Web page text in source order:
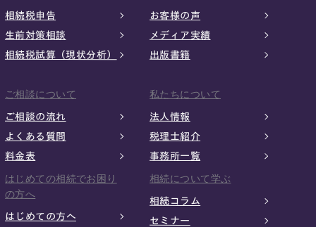
相続税申告
生前対策相談
相続税試算（現状分析）
お客様の声
メディア実績
出版書籍
ご相談について
ご相談の流れ
よくある質問
料金表
私たちについて
法人情報
税理士紹介
事務所一覧
はじめての相続でお困り
の方へ
はじめての方へ
相続について学ぶ
相続コラム
セミナー